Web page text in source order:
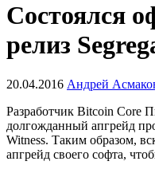
Состоялся
релиз
20.04.2016 Андрей
Разработчик Bitcoin Core
долгожданный апгрейд
Witness. Таким образом,
апгрейд своего софта,